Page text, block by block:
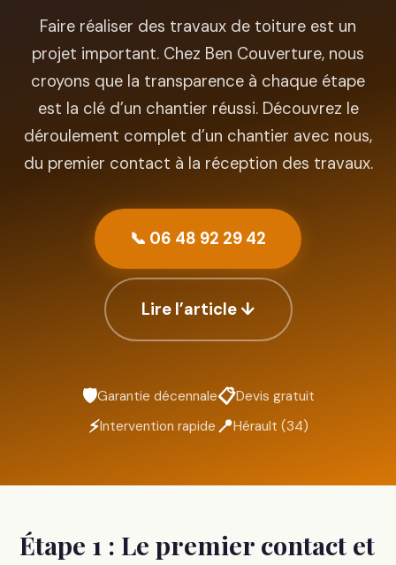
Faire réaliser des travaux de toiture est un
projet important. Chez Ben Couverture, nous
croyons que la transparence à chaque étape
est la clé d’un chantier réussi. Découvrez le
déroulement complet d’un chantier avec nous,
du premier contact à la réception des travaux.
📞 06 48 92 29 42
Lire l’article ↓
🛡️Garantie décennale📋Devis gratuit
⚡Intervention rapide 📍Hérault (34)
Étape 1 : Le premier contact et